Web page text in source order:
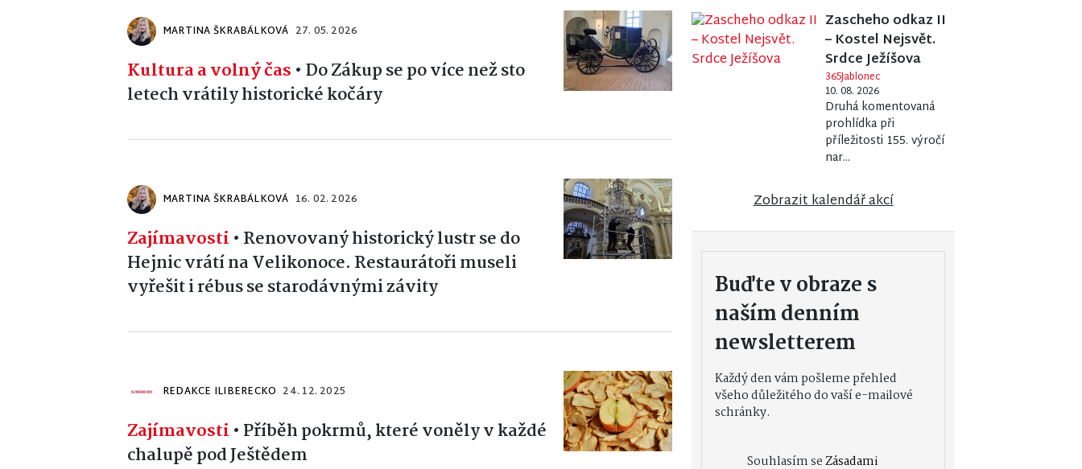
MARTINA ŠKRABÁLKOVÁ 27. 05. 2026
Kultura a volný čas • Do Zákup se po více než sto
letech vrátily historické kočáry
MARTINA ŠKRABÁLKOVÁ 16. 02. 2026
Zajímavosti • Renovovaný historický lustr se do
Hejnic vrátí na Velikonoce. Restaurátoři museli
vyřešit i rébus se starodávnými závity
REDAKCE ILIBERECKO 24. 12. 2025
Zajímavosti • Příběh pokrmů, které voněly v každé
chalupě pod Ještědem
Zascheho odkaz II
– Kostel Nejsvět.
Srdce Ježíšova
365Jablonec
10. 08. 2026
Druhá komentovaná
prohlídka při
příležitosti 155. výročí
nar...
Zobrazit kalendář akcí
Buďte v obraze s
naším denním
newsletterem
Každý den vám pošleme přehled
všeho důležitého do vaší e-mailové
schránky.
Souhlasím seZásadami